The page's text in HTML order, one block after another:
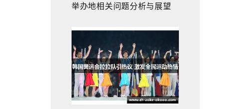
举办地相关问题分析与展望